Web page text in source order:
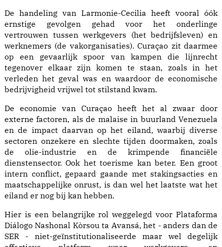
De handeling van Larmonie-Cecilia heeft vooral óók
ernstige gevolgen gehad voor het onderlinge
vertrouwen tussen werkgevers (het bedrijfsleven) en
werknemers (de vakorganisaties). Curaçao zit daarmee
op een gevaarlijk spoor van kampen die lijnrecht
tegenover elkaar zijn komen te staan, zoals in het
verleden het geval was en waardoor de economische
bedrijvigheid vrijwel tot stilstand kwam.
De economie van Curaçao heeft het al zwaar door
externe factoren, als de malaise in buurland Venezuela
en de impact daarvan op het eiland, waarbij diverse
sectoren onzekere en slechte tijden doormaken, zoals
de olie-industrie en de krimpende financiële
dienstensector. Ook het toerisme kan beter. Een groot
intern conflict, gepaard gaande met stakingsacties en
maatschappelijke onrust, is dan wel het laatste wat het
eiland er nog bij kan hebben.
Hier is een belangrijke rol weggelegd voor Plataforma
Diálogo Nashonal Kòrsou ta Avansá, het - anders dan de
SER - niet-geïnstitutionaliseerde maar wel degelijk